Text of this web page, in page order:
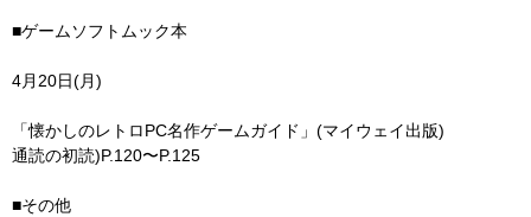
■ゲームソフトムック本
4月20日(月)
「懐かしのレトロPC名作ゲームガイド」(マイウェイ出版)
通読の初読)P.120〜P.125
■その他